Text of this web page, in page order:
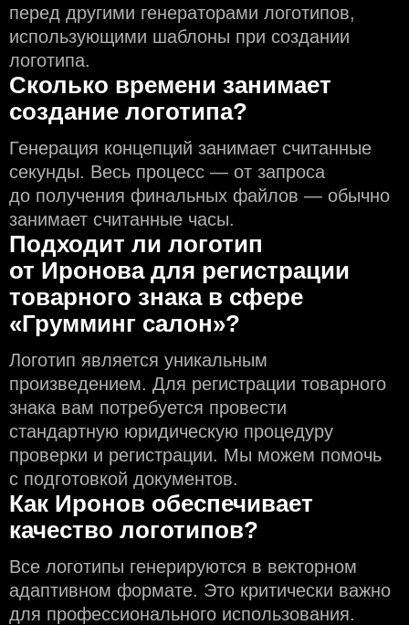
перед другими генераторами логотипов,
использующими шаблоны при создании
логотипа.
Сколько времени занимает
создание логотипа?
Генерация концепций занимает считанные
секунды. Весь процесс — от запроса
до получения финальных файлов — обычно
занимает считанные часы.
Подходит ли логотип
от Иронова для регистрации
товарного знака в сфере
«Грумминг салон»?
Логотип является уникальным
произведением. Для регистрации товарного
знака вам потребуется провести
стандартную юридическую процедуру
проверки и регистрации. Мы можем помочь
с подготовкой документов.
Как Иронов обеспечивает
качество логотипов?
Все логотипы генерируются в векторном
адаптивном формате. Это критически важно
для профессионального использования.